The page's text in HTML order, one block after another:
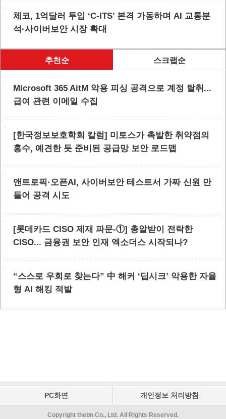
체코, 1억달러 투입 ‘C-ITS’ 본격 가동하며 AI 교통분
석·사이버보안 시장 확대
추천순 스크랩순
Microsoft 365 AitM 악용 피싱 공격으로 계정 탈취...
급여 관련 이메일 수집
[한국정보보호학회 칼럼] 미토스가 촉발한 취약점의
홍수, 예견한 듯 준비된 공급망 보안 로드맵
앤트로픽·오픈AI, 사이버보안 테스트서 가짜 신원 만
들어 공격 시도
[롯데카드 CISO 제재 파문-①] 총알받이 전락한
CISO... 금융권 보안 인재 엑소더스 시작되나?
“스스로 우회로 찾는다” 中 해커 ‘딥시크’ 악용한 자율
형 AI 해킹 적발
PC화면 개인정보 처리방침
Copyright thebn Co., Ltd. All Rights Reserved.